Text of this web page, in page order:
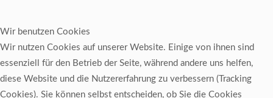
Wir benutzen Cookies
Wir nutzen Cookies auf unserer Website. Einige von ihnen sind
essenziell für den Betrieb der Seite, während andere uns helfen,
diese Website und die Nutzererfahrung zu verbessern (Tracking
Cookies). Sie können selbst entscheiden, ob Sie die Cookies